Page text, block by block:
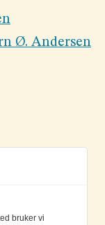
Ø. Andersen
bruker vi